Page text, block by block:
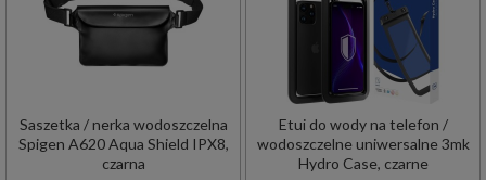
Saszetka / nerka wodoszczelna
Spigen A620 Aqua Shield IPX8,
czarna
Etui do wody na telefon /
wodoszczelne uniwersalne 3mk
Hydro Case, czarne